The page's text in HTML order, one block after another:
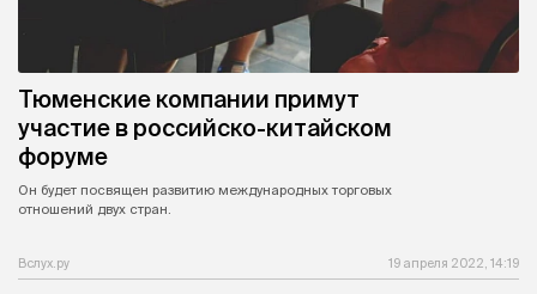
Тюменские компании примут
участие в российско-китайском
форуме
Он будет посвящен развитию международных торговых
отношений двух стран.
Вслух.ру 19 апреля 2022, 14:19